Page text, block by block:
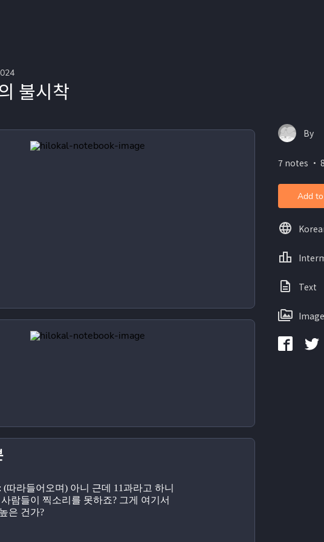
불시착
(따라들어오며) 아니 근데 11과라고 하니
람들이 찍소리를 못하죠? 그게 여기서
은 건가?
By
7 notes ・
Add
Text